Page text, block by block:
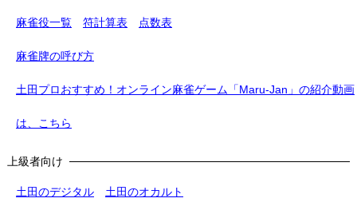
麻雀役一覧 符計算表 点数表
麻雀牌の呼び方
土田プロおすすめ！オンライン麻雀ゲーム「Maru-Jan」の紹介動画
は、こちら
上級者向け
土田のデジタル 土田のオカルト